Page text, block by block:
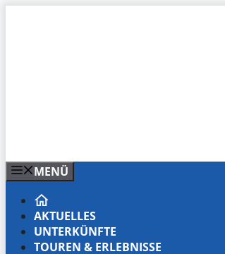
MENÜ
AKTUELLES
UNTERKÜNFTE
TOUREN & ERLEBNISSE